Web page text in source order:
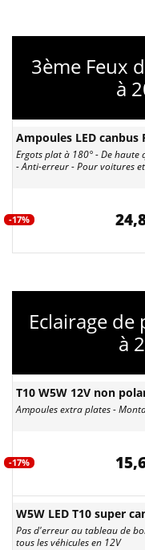
3ème Feux
à
Ampoules LED canbus
Ergots plat à 180° - De
- Anti-erreur - Pour voitures
-17%
Eclairage
à
T10 W5W 12V non
Ampoules extra plates -
-17%
W5W LED T10 super
Pas d'erreur au tableau de
tous les véhicules en 12V